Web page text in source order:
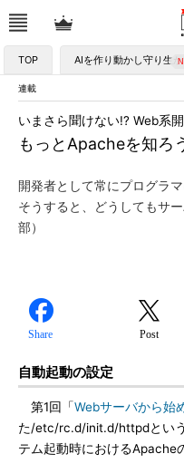
TOP AIを作り動かし守り生
連載
もっとApacheを知ろ
いまさら聞けない!? Web系
開発者として常にプログラ
そうすると、どうしてもサ
部）
Share Post
自動起動の設定
第1回「Webサーバから始
た/etc/rc.d/init.d/httpdとい
テム起動時におけるApache